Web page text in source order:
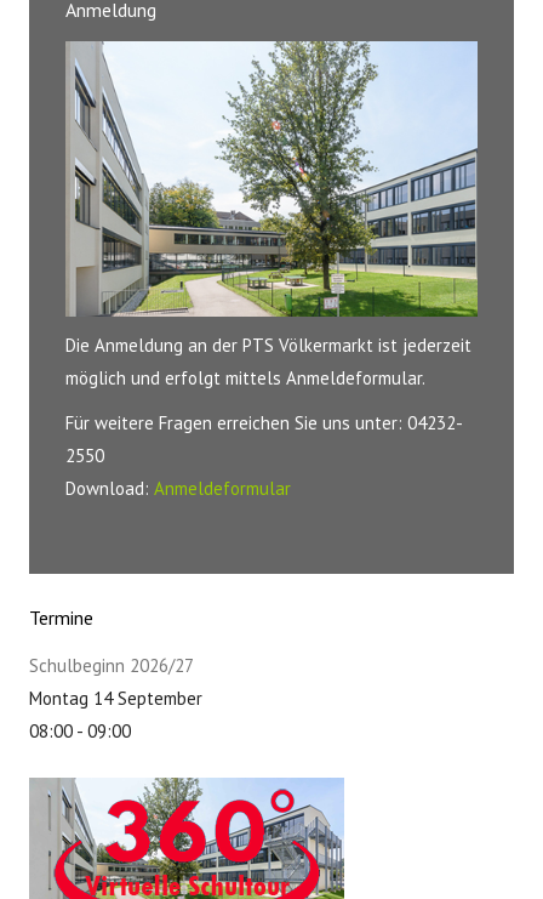
Anmeldung
Die Anmeldung an der PTS Völkermarkt ist jederzeit
möglich und erfolgt mittels Anmeldeformular.
Für weitere Fragen erreichen Sie uns unter: 04232-
2550
Download: Anmeldeformular
Termine
Schulbeginn 2026/27
Montag 14 September
08:00 - 09:00